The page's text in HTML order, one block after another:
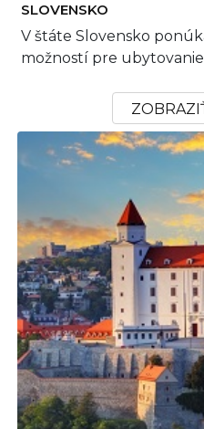
SLOVENSKO
V štáte Slovensko
možností pre